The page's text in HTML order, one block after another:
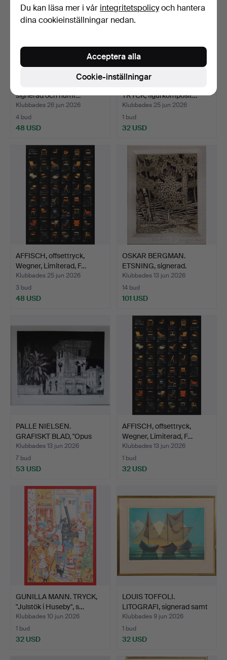
signerad och numr…
Klubbades 26 jun 2026
4 bud
48 USD
TRYCK, figurkomposit…
Klubbades 25 jun 2026
1 bud
32 USD
AFFISCH, offsettryck,
Wegner, Limiterad, F…
Klubbades 25 jun 2026
3 bud
48 USD
OSKAR BERGMAN.
ETSNING, signerad.
Klubbades 13 jun 2026
14 bud
101 USD
PALLE NIELSEN.
GRAFISKT BLAD, "Opus
26", s…
Klubbades 13 jun 2026
7 bud
53 USD
AFFISCH, offsettryck,
Wegner, Limiterad, F…
Klubbades 13 jun 2026
1 bud
32 USD
GUNILLA MANN. TRYCK,
"Julstök i Huseby", s…
Klubbades 10 jun 2026
1 bud
32 USD
LOUIS TOFFOLI.
LITOGRAFI, signerad samt
nu…
Klubbades 9 jun 2026
1 bud
32 USD
Du kan läsa mer i vår integritetspolicyoch hantera
dina cookieinställningar nedan.
Cookie-inställningar
Acceptera alla